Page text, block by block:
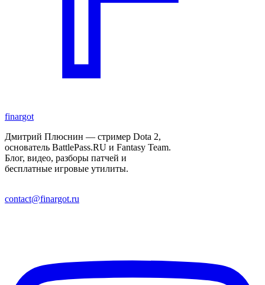
finargot
Дмитрий Плюснин — стример Dota 2,
основатель BattlePass.RU и Fantasy Team.
Блог, видео, разборы патчей и
бесплатные игровые утилиты.
contact@finargot.ru